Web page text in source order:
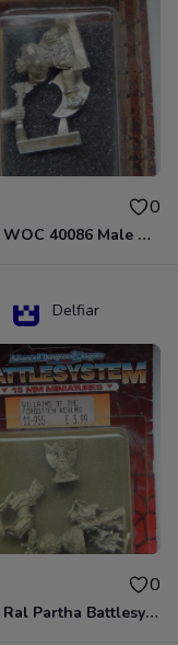
0
D&D - WOC 40086 Male Dwarven Cleric Miniature - Donjons Dragons
Delfiar
0
AD&D Ral Partha Battlesystem Villains/Forgotten Realms 11-955 Miniatures